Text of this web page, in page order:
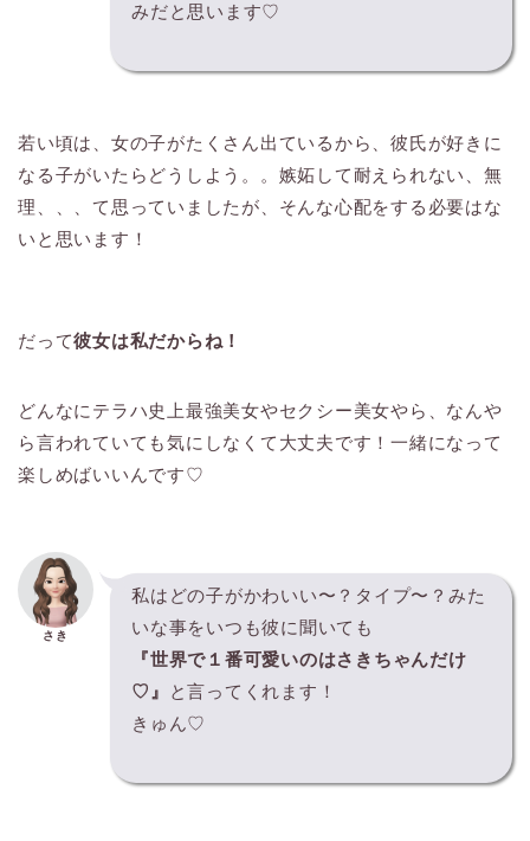
みだと思います♡
若い頃は、女の子がたくさん出ているから、彼氏が好きに
なる子がいたらどうしよう。。嫉妬して耐えられない、無
理、、、て思っていましたが、そんな心配をする必要はな
いと思います！
だって彼女は私だからね！
どんなにテラハ史上最強美女やセクシー美女やら、なんや
ら言われていても気にしなくて大丈夫です！一緒になって
楽しめばいいんです♡
さき
私はどの子がかわいい〜？タイプ〜？みた
いな事をいつも彼に聞いても
『世界で１番可愛いのはさきちゃんだけ
♡』
と言ってくれます！
きゅん♡